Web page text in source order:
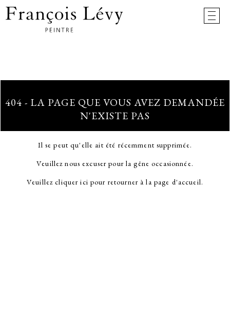
404 - LA PAGE QUE VOUS AVEZ DEMANDÉE
N'EXISTE PAS
Il se peut qu'elle ait été récemment supprimée.
Veuillez nous excuser pour la gêne occasionnée.
Veuillez cliquer ici pour retourner à la page d'accueil.